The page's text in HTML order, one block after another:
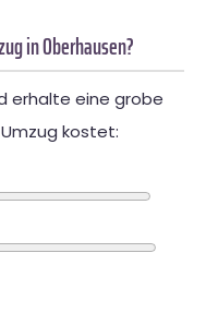
in Oberhausen?
erhalte eine grobe
kostet: